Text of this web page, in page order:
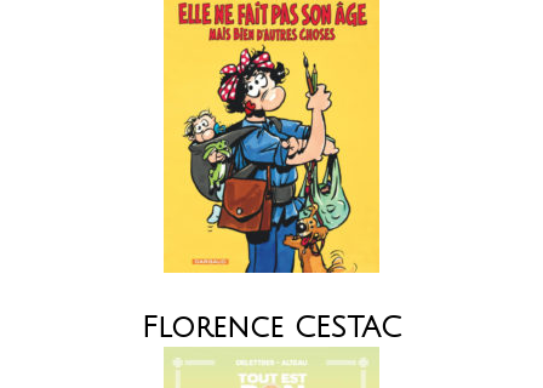
Florence CESTAC